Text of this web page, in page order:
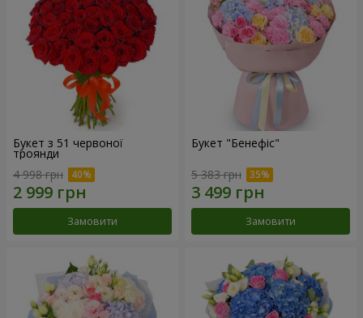
Букет з 51 червоної
троянди
4 998 грн
Замовити
Букет "Бенефіс"
5 383 грн
Замовити